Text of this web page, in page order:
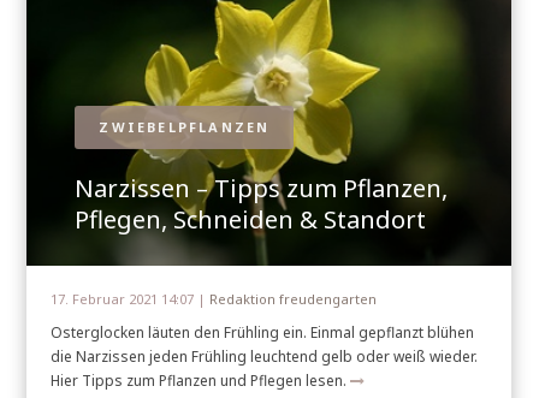
ZWIEBELPFLANZEN
Narzissen – Tipps zum Pflanzen,
Pflegen, Schneiden & Standort
17. Februar 2021 14:07 | Redaktion freudengarten
Osterglocken läuten den Frühling ein. Einmal gepflanzt blühen
die Narzissen jeden Frühling leuchtend gelb oder weiß wieder.
Hier Tipps zum Pflanzen und Pflegen lesen.